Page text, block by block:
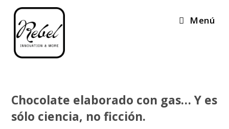
Menú
Chocolate elaborado con gas… Y es
sólo ciencia, no ficción.